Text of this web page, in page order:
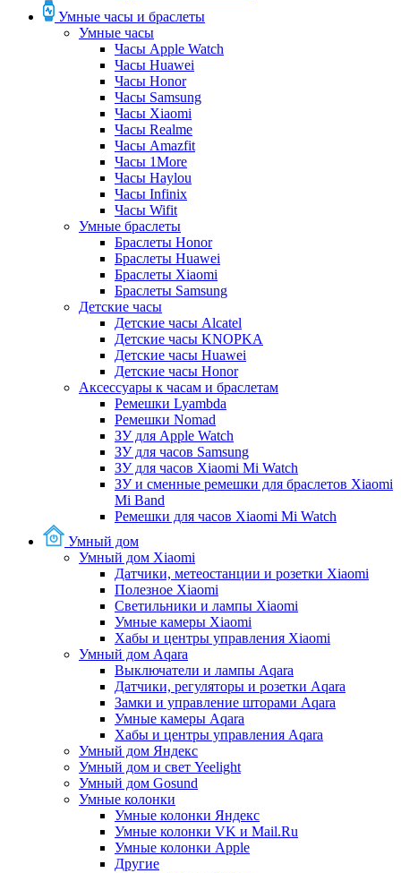
Умные часы и браслеты
Умные часы
Часы Apple Watch
Часы Huawei
Часы Honor
Часы Samsung
Часы Xiaomi
Часы Realme
Часы Amazfit
Часы 1More
Часы Haylou
Часы Infinix
Часы Wifit
Умные браслеты
Браслеты Honor
Браслеты Huawei
Браслеты Xiaomi
Браслеты Samsung
Детские часы
Детские часы Alcatel
Детские часы KNOPKA
Детские часы Huawei
Детские часы Honor
Аксессуары к часам и браслетам
Ремешки Lyambda
Ремешки Nomad
ЗУ для Apple Watch
ЗУ для часов Samsung
ЗУ для часов Xiaomi Mi Watch
ЗУ и сменные ремешки для браслетов Xiaomi
Mi Band
Ремешки для часов Xiaomi Mi Watch
Умный дом
Умный дом Xiaomi
Датчики, метеостанции и розетки Xiaomi
Полезное Xiaomi
Светильники и лампы Xiaomi
Умные камеры Xiaomi
Хабы и центры управления Xiaomi
Умный дом Aqara
Выключатели и лампы Aqara
Датчики, регуляторы и розетки Aqara
Замки и управление шторами Aqara
Умные камеры Aqara
Хабы и центры управления Aqara
Умный дом Яндекс
Умный дом и свет Yeelight
Умный дом Gosund
Умные колонки
Умные колонки Яндекс
Умные колонки VK и Mail.Ru
Умные колонки Apple
Другие